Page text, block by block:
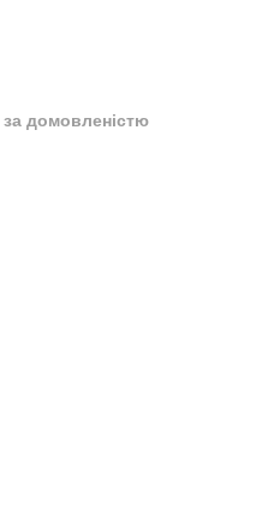
за домовленістю